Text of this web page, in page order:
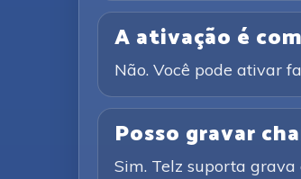
A ativação é
Não. Você pode ativar
Posso gravar
Sim. Telz suporta